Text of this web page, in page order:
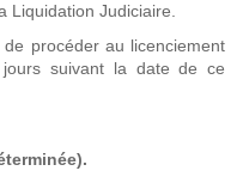
Liquidation Judiciaire.
procéder au licenciement
suivant la date de ce